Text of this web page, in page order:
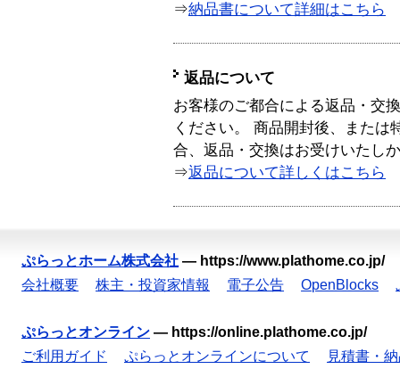
⇒納品書について詳細はこちら
返品について
お客様のご都合による返品・交
ください。 商品開封後、または
合、返品・交換はお受けいたし
⇒返品について詳しくはこちら
ぷらっとホーム株式会社 — https://www.plathome.co.jp/
会社概要
株主・投資家情報 電子公告 OpenBlocks
ぷらっとオンライン — https://online.plathome.co.jp/
ご利用ガイド
ぷらっとオンラインについて
見積書・